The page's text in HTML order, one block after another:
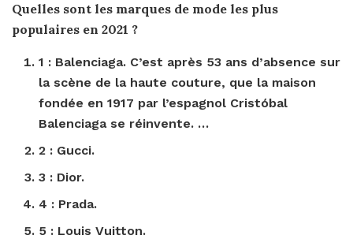
Quelles sont les marques de mode les plus
populaires en 2021 ?
1 : Balenciaga. C’est après 53 ans d’absence sur
la scène de la haute couture, que la maison
fondée en 1917 par l’espagnol Cristóbal
Balenciaga se réinvente. …
2 : Gucci.
3 : Dior.
4 : Prada.
5 : Louis Vuitton.